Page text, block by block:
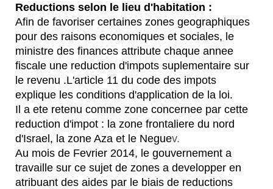
Reductions selon le lieu d'habitation :
Afin de favoriser certaines zones geographiques
pour des raisons economiques et sociales, le
ministre des finances attribute chaque annee
fiscale une reduction d'impots suplementaire sur
le revenu .L'article 11 du code des impots
explique les conditions d'application de la loi.
Il a ete retenu comme zone concernee par cette
reduction d'impot : la zone frontaliere du nord
d'Israel, la zone Aza et le Neguev.
Au mois de Fevrier 2014, le gouvernement a
travaille sur ce sujet de zones a developper en
atribuant des aides par le biais de reductions